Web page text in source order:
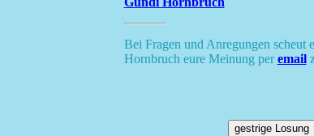
Bei Fragen und Anregungen scheut
Hornbruch eure Meinung peremail
gestrige Losung